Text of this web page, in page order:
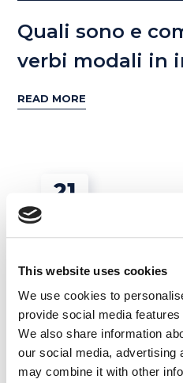
This website uses cookies
We use cookies to
provide social media
We also share information
our social media, advertising
may combine it with other
Quali sono e
verbi modali in
READ MORE
21
Esercizi e